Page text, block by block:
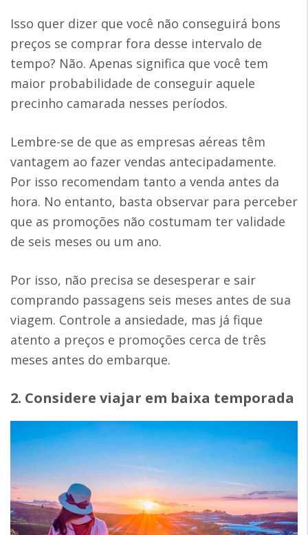
Isso quer dizer que você não conseguirá bons
preços se comprar fora desse intervalo de
tempo? Não. Apenas significa que você tem
maior probabilidade de conseguir aquele
precinho camarada nesses períodos.
Lembre-se de que as empresas aéreas têm
vantagem ao fazer vendas antecipadamente.
Por isso recomendam tanto a venda antes da
hora. No entanto, basta observar para perceber
que as promoções não costumam ter validade
de seis meses ou um ano.
Por isso, não precisa se desesperar e sair
comprando passagens seis meses antes de sua
viagem. Controle a ansiedade, mas já fique
atento a preços e promoções cerca de três
meses antes do embarque.
2. Considere viajar em baixa temporada